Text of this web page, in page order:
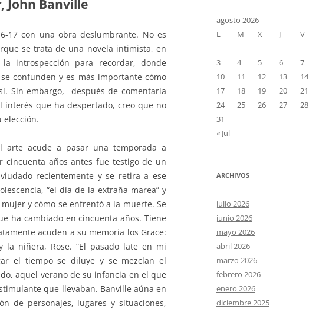
DE VIAJES 2014
OLEO Y ACUARELA
JAVIER HERNÁNDEZ VELÁZQUEZ
, John Banville
17 con una obra deslumbrante. No es
se trata de una novela intimista, en
introspección para recordar, donde
confunden y es más importante cómo
Sin embargo, después de comentarla
que ha despertado, creo que no
elección.
arte acude a pasar una temporada a
cincuenta años antes fue testigo de un
recientemente y se retira a ese
“el día de la extraña marea” y
y cómo se enfrentó a la muerte. Se
ha cambiado en cincuenta años. Tiene
acuden a su memoria los Grace:
la niñera, Rose. “El pasado late en mi
el tiempo se diluye y se mezclan el
aquel verano de su infancia en el que
que llevaban. Banville aúna en
de personajes, lugares y situaciones,
agosto 2026
L
M X J V
3
4 5 6 7
10
11 12 13 14
17
18 19 20 21
24
25 26 27 28
31
« Jul
ARCHIVOS
julio 2026
junio 2026
mayo 2026
abril 2026
marzo 2026
febrero 2026
enero 2026
diciembre 2025